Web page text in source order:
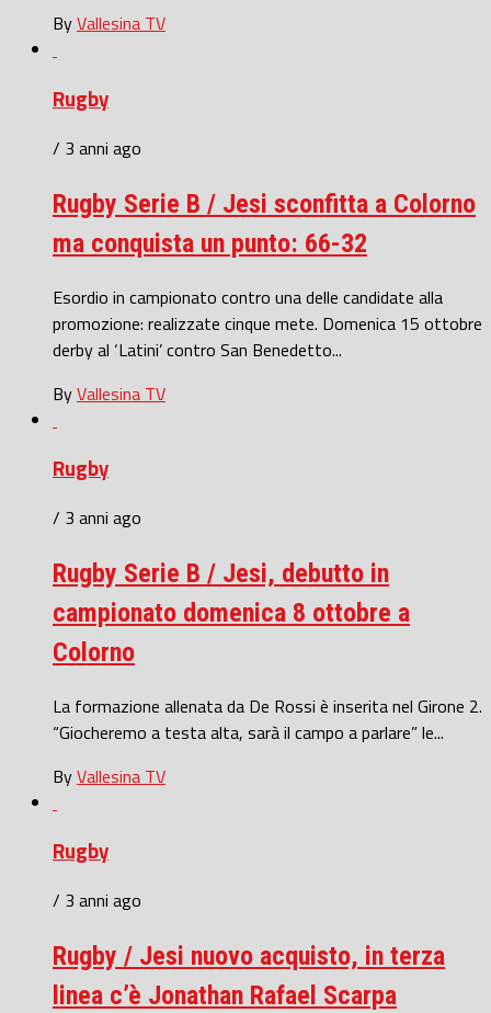
ByVallesina TV
Rugby
/ 3 anni ago
Rugby Serie B / Jesi sconfitta a Colorno
ma conquista un punto: 66-32
Esordio in campionato contro una delle candidate alla
promozione: realizzate cinque mete. Domenica 15 ottobre
derby al ‘Latini’ contro San Benedetto...
ByVallesina TV
Rugby
/ 3 anni ago
Rugby Serie B / Jesi, debutto in
campionato domenica 8 ottobre a
Colorno
La formazione allenata da De Rossi è inserita nel Girone 2.
“Giocheremo a testa alta, sarà il campo a parlare” le...
ByVallesina TV
Rugby
/ 3 anni ago
Rugby / Jesi nuovo acquisto, in terza
linea c’è Jonathan Rafael Scarpa